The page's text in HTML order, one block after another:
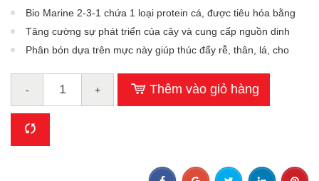
Bio Marine 2-3-1 chứa 1 loại protein cá, được tiêu hóa bằng
Tăng cường sự phát triển của cây và cung cấp nguồn dinh
Phân bón dựa trên mực này giúp thúc đẩy rễ, thân, lá, cho
- + Thêm vào giỏ hàng